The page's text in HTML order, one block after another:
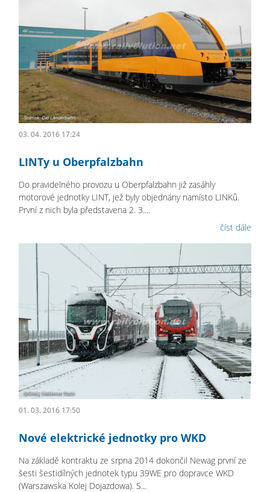
03. 04. 2016 17:24
LINTy u Oberpfalzbahn
Do pravidelného provozu u Oberpfalzbahn již zasáhly
motorové jednotky LINT, jež byly objednány namísto LINKů.
První z nich byla představena 2. 3....
číst dále
01. 03. 2016 17:50
Nové elektrické jednotky pro WKD
Na základě kontraktu ze srpna 2014 dokončil Newag první ze
šesti šestidílných jednotek typu 39WE pro dopravce WKD
(Warszawska Kolej Dojazdowa). S...